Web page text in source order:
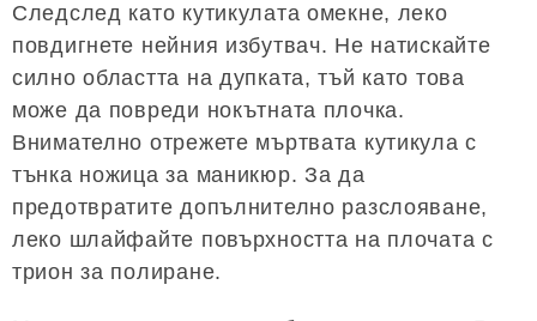
Следслед като кутикулата омекне, леко
повдигнете нейния избутвач. Не натискайте
силно областта на дупката, тъй като това
може да повреди нокътната плочка.
Внимателно отрежете мъртвата кутикула с
тънка ножица за маникюр. За да
предотвратите допълнително разслояване,
леко шлайфайте повърхността на плочата с
трион за полиране.